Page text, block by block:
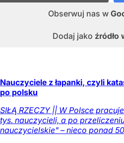
Obserwuj nas w
Dodaj jako źródło
Nauczyciele z łapanki, czyli
po polsku
SIŁĄ RZECZY || W Polsce
tys. nauczycieli, a po
nauczycielskie" – nieco ponad